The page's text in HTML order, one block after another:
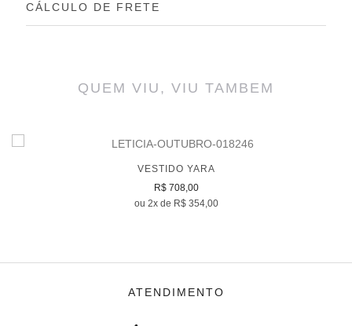
CÁLCULO DE FRETE
QUEM VIU, VIU TAMBEM
VESTIDO YARA
R$ 708,00
ou 2x de R$ 354,00
ATENDIMENTO